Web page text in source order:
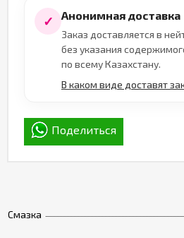
Смазка
✓ Анонимная доставка
Заказ доставляется в
без указания
по всему Казахстану.
В каком виде доставят
Поделиться